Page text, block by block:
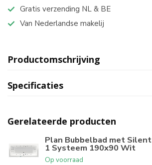
Gratis verzending NL & BE
Van Nederlandse makelij
Productomschrijving
Specificaties
Gerelateerde producten
Plan Bubbelbad met Silent
1 Systeem 190x90 Wit
Op voorraad